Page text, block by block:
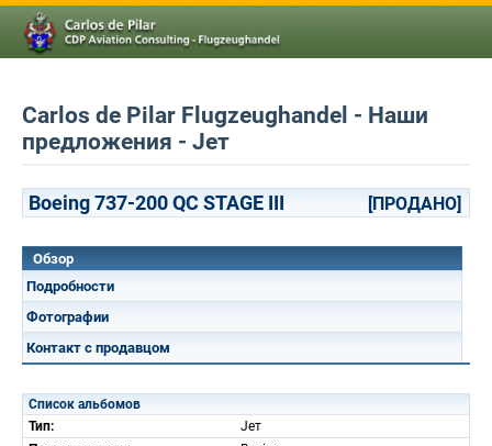
Carlos de Pilar Flugzeughandel - Наши
предложения - Jет
Boeing 737-200 QC STAGE III [ПРОДАНО]
Обзор
Подробности
Фотографии
Контакт с продавцом
Список альбомов
Тип:
Jет